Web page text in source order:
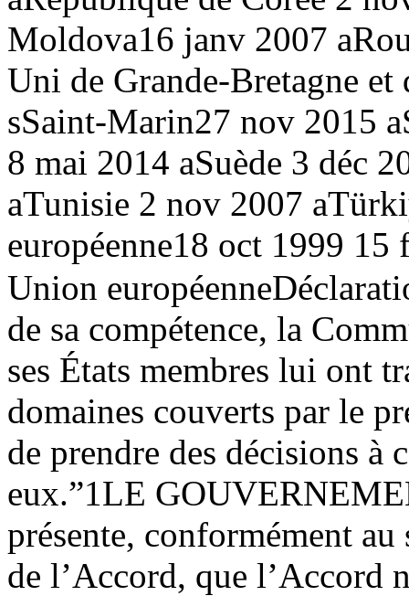
Moldova16 janv 2007 a
Uni de Grande-Bretagne
sSaint-Marin27 nov 2015 a
8 mai 2014 aSuède 3 déc
aTunisie 2 nov 2007 a
européenne18 oct 1999 15
Union européenne
de sa compétence, la
ses États membres lui ont
domaines couverts par le
de prendre des décisions à
eux.”1LE
présente, conformément
de l’Accord, que l’Accord